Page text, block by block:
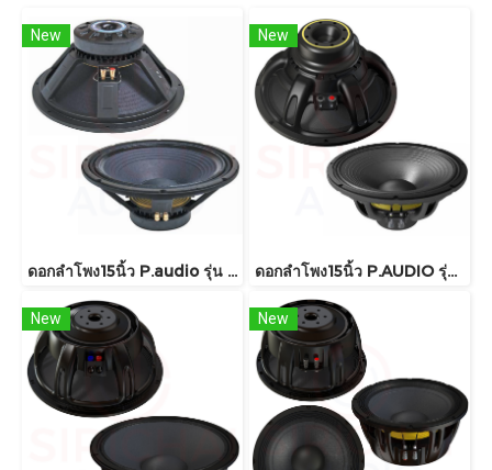
New
ดอกลำโพง15นิ้ว P.audio รุ่น C15-300MB
New
ดอกลำโพง15นิ้ว P.AUDIO รุ่น GM15-88N
New New